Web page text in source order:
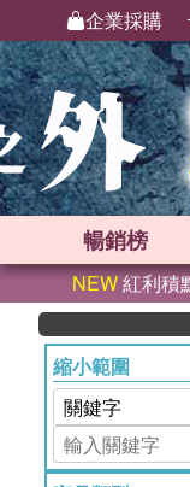
企業採購
暢銷榜
NEW紅利積
縮小範圍